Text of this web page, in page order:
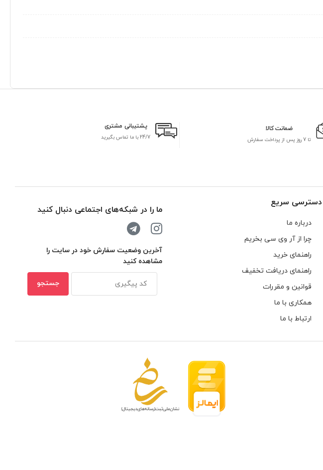
ضمانت کالا
تا 7 روز پس از پرداخت سفارش
پشتیبانی مشتری
24/7 با ما تماس بگیرید
دسترسی سریع
درباره ما
چرا از آر وی سی بخریم
راهنمای خرید
راهنمای دریافت تخفیف
قوانین و مقررات
همکاری با ما
ارتباط با ما
ما را در شبکه‌های اجتماعی دنبال کنید
آخرین وضعیت سفارش خود در سایت را
مشاهده کنید
هارهای اینترنال مخصوص دوربین های مدار بسته در ظرفیتهای مختلف